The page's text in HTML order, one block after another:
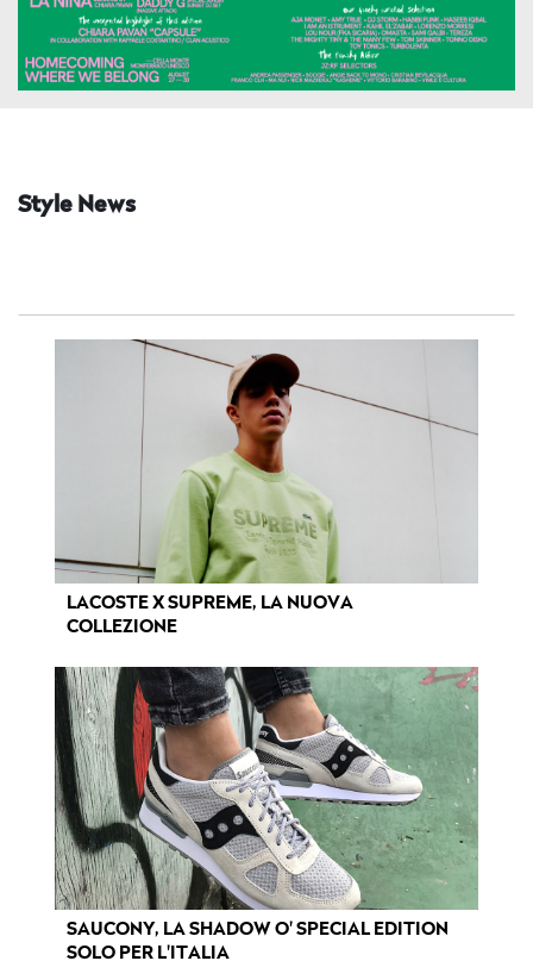
Style News
LACOSTE X SUPREME, LA NUOVA
COLLEZIONE
SAUCONY, LA SHADOW O' SPECIAL EDITION
SOLO PER L'ITALIA